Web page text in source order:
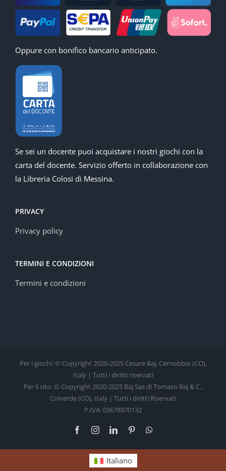
Oppure con bonifico bancario anticipato.
Se sei un docente puoi acquistare i nostri giochi con la
carta del docente. Servizio offerto in collaborazione con
la Libreria Colosi di Messina.
PRIVACY
Privacy policy
TERMINI E CONDIZIONI
Termini e condizioni
Per i giochi: © Copyright 2020-2025 Cesare Baj, Cernobbio (CO),
Italy | Tutti i diritti riservati
Per il sito: © Copyright 2020-2025 Baj Sas di Tomaso Baj & C.,
Colverde (CO), Italy | Tutti i diritti Riservati
P.IVA: 03678970132
FacebookInstagramLinkedInPinterest
Italiano